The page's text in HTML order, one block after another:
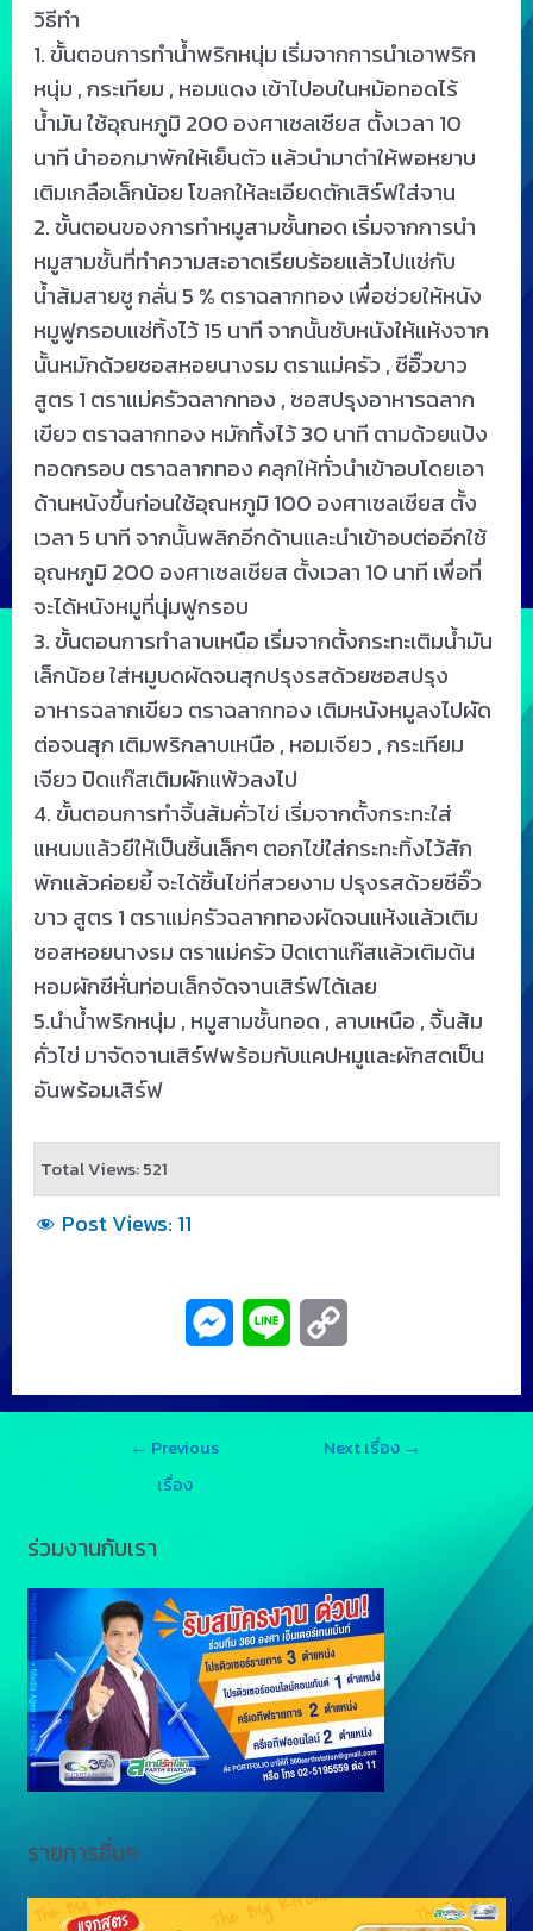
วิธีทำ
1. ขั้นตอนการทำน้ำพริกหนุ่ม เริ่มจากการนำเอาพริก
หนุ่ม , กระเทียม , หอมแดง เข้าไปอบในหม้อทอดไร้
น้ำมัน ใช้อุณหภูมิ 200 องศาเซลเซียส ตั้งเวลา 10
นาที นำออกมาพักให้เย็นตัว แล้วนำมาตำให้พอหยาบ
เติมเกลือเล็กน้อย โขลกให้ละเอียดตักเสิร์ฟใส่จาน
2. ขั้นตอนของการทำหมูสามชั้นทอด เริ่มจากการนำ
หมูสามชั้นที่ทำความสะอาดเรียบร้อยแล้วไปแช่กับ
น้ำส้มสายชู กลั่น 5 % ตราฉลากทอง เพื่อช่วยให้หนัง
หมูฟูกรอบแช่ทิ้งไว้ 15 นาที จากนั้นซับหนังให้แห้งจาก
นั้นหมักด้วยซอสหอยนางรม ตราแม่ครัว , ซีอิ๊วขาว
สูตร 1 ตราแม่ครัวฉลากทอง , ซอสปรุงอาหารฉลาก
เขียว ตราฉลากทอง หมักทิ้งไว้ 30 นาที ตามด้วยแป้ง
ทอดกรอบ ตราฉลากทอง คลุกให้ทั่วนำเข้าอบโดยเอา
ด้านหนังขึ้นก่อนใช้อุณหภูมิ 100 องศาเซลเซียส ตั้ง
เวลา 5 นาที จากนั้นพลิกอีกด้านและนำเข้าอบต่ออีกใช้
อุณหภูมิ 200 องศาเซลเซียส ตั้งเวลา 10 นาที เพื่อที่
จะได้หนังหมูที่นุ่มฟูกรอบ
3. ขั้นตอนการทำลาบเหนือ เริ่มจากตั้งกระทะเติมน้ำมัน
เล็กน้อย ใส่หมูบดผัดจนสุกปรุงรสด้วยซอสปรุง
อาหารฉลากเขียว ตราฉลากทอง เติมหนังหมูลงไปผัด
ต่อจนสุก เติมพริกลาบเหนือ , หอมเจียว , กระเทียม
เจียว ปิดแก๊สเติมผักแพ้วลงไป
4. ขั้นตอนการทำจิ้นส้มคั่วไข่ เริ่มจากตั้งกระทะใส่
แหนมแล้วยีให้เป็นชิ้นเล็กๆ ตอกไข่ใส่กระทะทิ้งไว้สัก
พักแล้วค่อยยี้ จะได้ชิ้นไข่ที่สวยงาม ปรุงรสด้วยซีอิ๊ว
ขาว สูตร 1 ตราแม่ครัวฉลากทองผัดจนแห้งแล้วเติม
ซอสหอยนางรม ตราแม่ครัว ปิดเตาแก๊สแล้วเติมต้น
หอมผักชีหั่นท่อนเล็กจัดจานเสิร์ฟได้เลย
5.นำน้ำพริกหนุ่ม , หมูสามชั้นทอด , ลาบเหนือ , จิ้นส้ม
คั่วไข่ มาจัดจานเสิร์ฟพร้อมกับแคปหมูและผักสดเป็น
อันพร้อมเสิร์ฟ
Total Views: 521
Post Views: 11
s
g
e
r
n
p
n
k
← Previous
เรื่อง
Next เรื่อง →
ร่วมงานกับเรา
รายการอื่นๆ